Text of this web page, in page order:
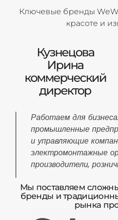
Ключевые бренды
красоте и
Кузнецова
Ирина
коммерческий
директор
Работаем для
промышленные
и управляющие
электромонтажные
производители,
Мы поставляем
бренды и
рынка